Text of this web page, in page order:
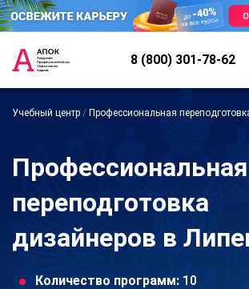
8 (800) 301-78-62
Учебный центр / Профессиональная
Профессиональная
переподготовка
дизайнеров в
Количество программ: 10